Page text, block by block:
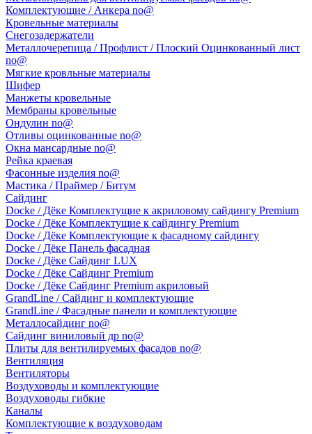
Комплектующие / Анкера no@
Кровельные материалы
Снегозадержатели
Металлочерепица / Профлист / Плоский Оцинкованный лист
no@
Мягкие кровльные материалы
Шифер
Манжеты кровельные
Мембраны кровельные
Ондулин no@
Отливы оцинкованные no@
Окна мансардные no@
Рейка краевая
Фасонные изделия no@
Мастика / Праймер / Битум
Сайдинг
Docke / Дёке Комплектущие к акриловому сайдингу Premium
Docke / Дёке Комплектущие к сайдингу Premium
Docke / Дёке Комплектующие к фасадному сайдингу
Docke / Дёке Панель фасадная
Docke / Дёке Сайдинг LUX
Docke / Дёке Сайдинг Premium
Docke / Дёке Сайдинг Premium акриловый
GrandLine / Сайдинг и комплектующие
GrandLine / Фасадные панели и комплектующие
Металлосайдинг no@
Сайдинг виниловый др no@
Плиты для вентилируемых фасадов no@
Вентиляция
Вентиляторы
Воздуховоды и комплектующие
Воздуховоды гибкие
Каналы
Комплектующие к воздуховодам